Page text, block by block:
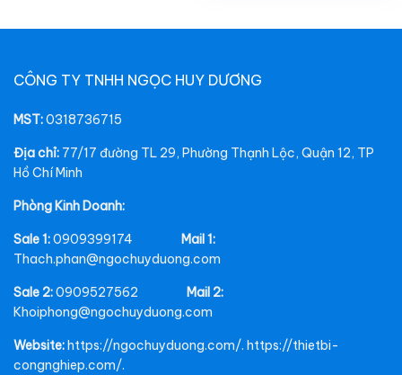
CÔNG TY TNHH NGỌC HUY DƯƠNG
MST:0318736715
Địa chỉ: 77/17 đường TL 29, Phường Thạnh Lộc, Quận 12, TP
Hồ Chí Minh
Phòng Kinh Doanh:
Sale 1:0909399174 Mail 1:
Thach.phan@ngochuyduong.com
Sale 2:0909527562 Mail 2:
Khoiphong@ngochuyduong.com
Website:https://ngochuyduong.com/. https://thietbi-
congnghiep.com/.